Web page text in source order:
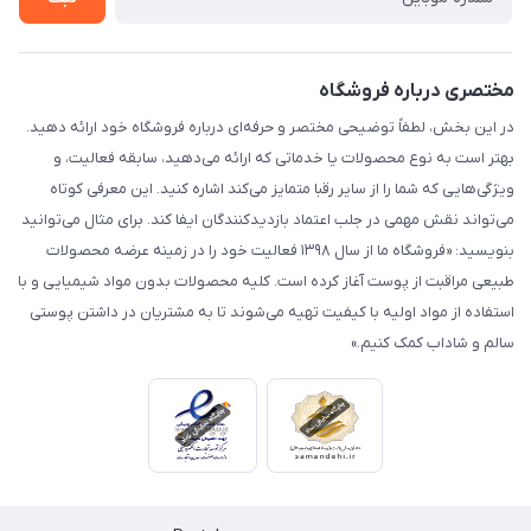
مختصری درباره فروشگاه
در این بخش، لطفاً توضیحی مختصر و حرفه‌ای درباره فروشگاه خود ارائه دهید.
بهتر است به نوع محصولات یا خدماتی که ارائه می‌دهید، سابقه فعالیت، و
ویژگی‌هایی که شما را از سایر رقبا متمایز می‌کند اشاره کنید. این معرفی کوتاه
می‌تواند نقش مهمی در جلب اعتماد بازدیدکنندگان ایفا کند. برای مثال می‌توانید
بنویسید: «فروشگاه ما از سال ۱۳۹۸ فعالیت خود را در زمینه عرضه محصولات
طبیعی مراقبت از پوست آغاز کرده است. کلیه محصولات بدون مواد شیمیایی و با
استفاده از مواد اولیه با کیفیت تهیه می‌شوند تا به مشتریان در داشتن پوستی
سالم و شاداب کمک کنیم.»